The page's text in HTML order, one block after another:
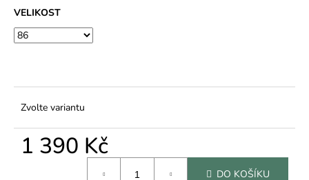
VELIKOST
Zvolte variantu
1 390 Kč
DO KOŠÍKU